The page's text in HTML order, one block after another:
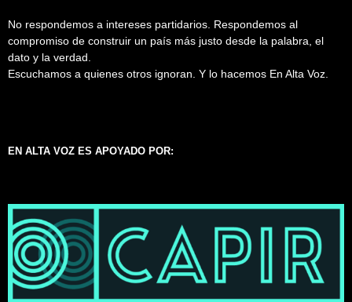
No respondemos a intereses partidarios. Respondemos al
compromiso de construir un país más justo desde la palabra, el
dato y la verdad.
Escuchamos a quienes otros ignoran. Y lo hacemos En Alta Voz.
EN ALTA VOZ ES APOYADO POR: